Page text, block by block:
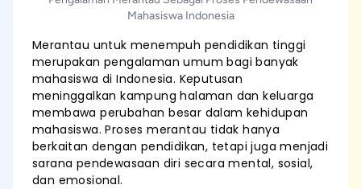
Mahasiswa Indonesia
Merantau untuk menempuh pendidikan tinggi
merupakan pengalaman umum bagi banyak
mahasiswa di Indonesia. Keputusan
meninggalkan kampung halaman dan keluarga
membawa perubahan besar dalam kehidupan
mahasiswa. Proses merantau tidak hanya
berkaitan dengan pendidikan, tetapi juga menjadi
sarana pendewasaan diri secara mental, sosial,
dan emosional.